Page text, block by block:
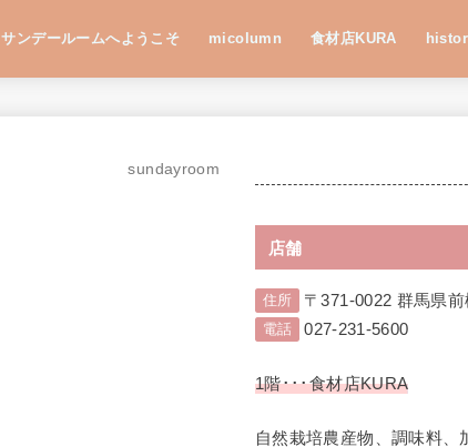
サンデールームへようこそ micolumn 食材店KURA
sundayroom
店舗
住所 〒371-0022 群馬県
電話 027-231-5600
1階･･･食材店KURA
自然栽培農産物、調味料、